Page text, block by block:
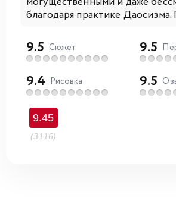
благодаря практике
9.5 Сюжет 9.5
9.4 Рисовка 9.5
9.45
(3116)